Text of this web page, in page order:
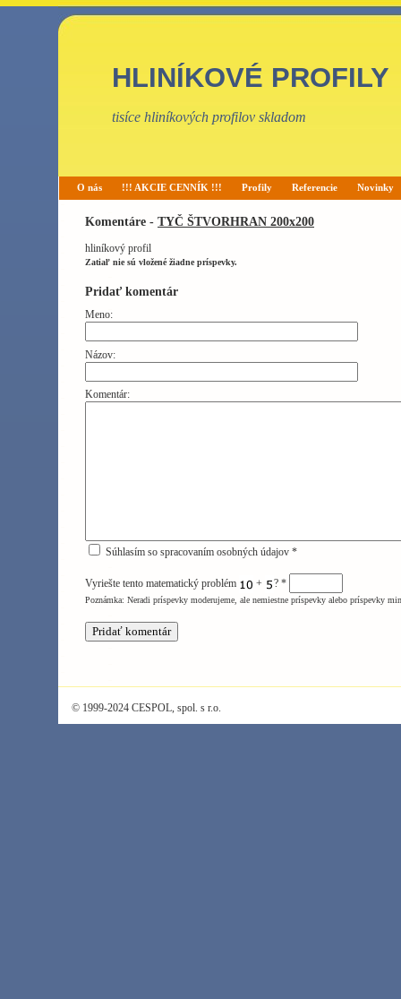
HLINÍKOVÉ PROFILY
tisíce hliníkových profilov skladom
O nás !!! AKCIE CENNÍK !!! Profily Referencie Novinky
Komentáre - TYČ ŠTVORHRAN 200x200
hliníkový profil
Zatiaľ nie sú vložené žiadne príspevky.
Pridať komentár
Meno:
Názov:
Komentár:
Súhlasím so spracovaním osobných údajov *
Vyriešte tento matematický problém + ? *
Poznámka: Neradi príspevky moderujeme, ale nemiestne príspevky alebo príspevky
© 1999-2024 CESPOL, spol. s r.o.